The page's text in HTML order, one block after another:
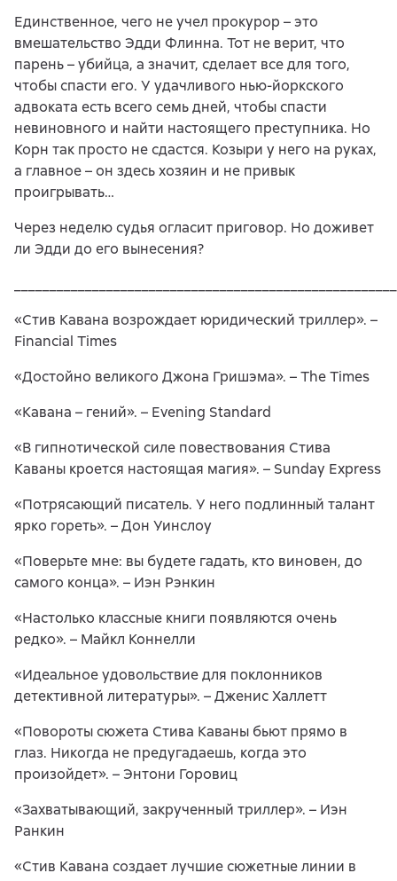
Единственное, чего не учел прокурор – это
вмешательство Эдди Флинна. Тот не верит, что
парень – убийца, а значит, сделает все для того,
чтобы спасти его. У удачливого нью-йоркского
адвоката есть всего семь дней, чтобы спасти
невиновного и найти настоящего преступника. Но
Корн так просто не сдастся. Козыри у него на руках,
а главное – он здесь хозяин и не привык
проигрывать…
Через неделю судья огласит приговор. Но доживет
ли Эдди до его вынесения?
«Стив Кавана возрождает юридический триллер». –
Financial Times
«Достойно великого Джона Гришэма». – The Times
«Кавана – гений». – Evening Standard
«В гипнотической силе повествования Стива
Каваны кроется настоящая магия». – Sunday Express
«Потрясающий писатель. У него подлинный талант
ярко гореть». – Дон Уинслоу
«Поверьте мне: вы будете гадать, кто виновен, до
самого конца». – Иэн Рэнкин
«Настолько классные книги появляются очень
редко». – Майкл Коннелли
«Идеальное удовольствие для поклонников
детективной литературы». – Дженис Халлетт
«Повороты сюжета Стива Каваны бьют прямо в
глаз. Никогда не предугадаешь, когда это
произойдет». – Энтони Горовиц
«Захватывающий, закрученный триллер». – Иэн
Ранкин
«Стив Кавана создает лучшие сюжетные линии в